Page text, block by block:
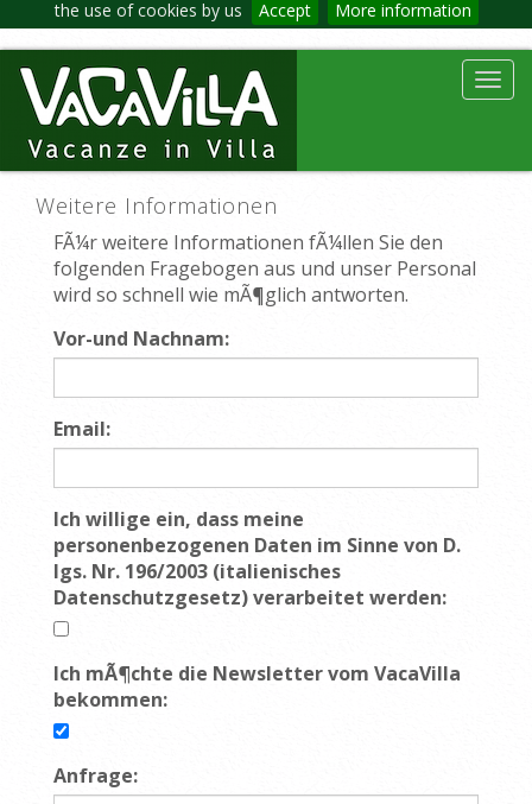
the use of cookies by us Accept More information
Weitere Informationen
FÃ¼r weitere Informationen fÃ¼llen Sie den
folgenden Fragebogen aus und unser Personal
wird so schnell wie mÃ¶glich antworten.
Vor-und Nachnam:
Email:
Ich willige ein, dass meine
personenbezogenen Daten im Sinne von D.
lgs. Nr. 196/2003 (italienisches
Datenschutzgesetz) verarbeitet werden:
Ich mÃ¶chte die Newsletter vom VacaVilla
bekommen:
Anfrage: